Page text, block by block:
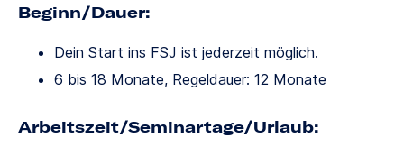
Beginn/Dauer:
Dein Start ins FSJ ist jederzeit möglich.
6 bis 18 Monate, Regeldauer: 12 Monate
Arbeitszeit/Seminartage/Urlaub: